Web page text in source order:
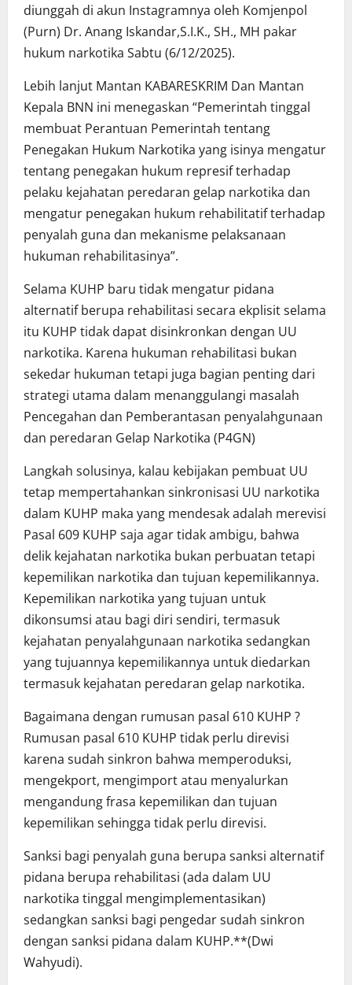
diunggah di akun Instagramnya oleh Komjenpol
(Purn) Dr. Anang Iskandar,S.I.K., SH., MH pakar
hukum narkotika Sabtu (6/12/2025).
Lebih lanjut Mantan KABARESKRIM Dan Mantan
Kepala BNN ini menegaskan “Pemerintah tinggal
membuat Perantuan Pemerintah tentang
Penegakan Hukum Narkotika yang isinya mengatur
tentang penegakan hukum represif terhadap
pelaku kejahatan peredaran gelap narkotika dan
mengatur penegakan hukum rehabilitatif terhadap
penyalah guna dan mekanisme pelaksanaan
hukuman rehabilitasinya”.
Selama KUHP baru tidak mengatur pidana
alternatif berupa rehabilitasi secara ekplisit selama
itu KUHP tidak dapat disinkronkan dengan UU
narkotika. Karena hukuman rehabilitasi bukan
sekedar hukuman tetapi juga bagian penting dari
strategi utama dalam menanggulangi masalah
Pencegahan dan Pemberantasan penyalahgunaan
dan peredaran Gelap Narkotika (P4GN)
Langkah solusinya, kalau kebijakan pembuat UU
tetap mempertahankan sinkronisasi UU narkotika
dalam KUHP maka yang mendesak adalah merevisi
Pasal 609 KUHP saja agar tidak ambigu, bahwa
delik kejahatan narkotika bukan perbuatan tetapi
kepemilikan narkotika dan tujuan kepemilikannya.
Kepemilikan narkotika yang tujuan untuk
dikonsumsi atau bagi diri sendiri, termasuk
kejahatan penyalahgunaan narkotika sedangkan
yang tujuannya kepemilikannya untuk diedarkan
termasuk kejahatan peredaran gelap narkotika.
Bagaimana dengan rumusan pasal 610 KUHP ?
Rumusan pasal 610 KUHP tidak perlu direvisi
karena sudah sinkron bahwa memperoduksi,
mengekport, mengimport atau menyalurkan
mengandung frasa kepemilikan dan tujuan
kepemilikan sehingga tidak perlu direvisi.
Sanksi bagi penyalah guna berupa sanksi alternatif
pidana berupa rehabilitasi (ada dalam UU
narkotika tinggal mengimplementasikan)
sedangkan sanksi bagi pengedar sudah sinkron
dengan sanksi pidana dalam KUHP.**(Dwi
Wahyudi).